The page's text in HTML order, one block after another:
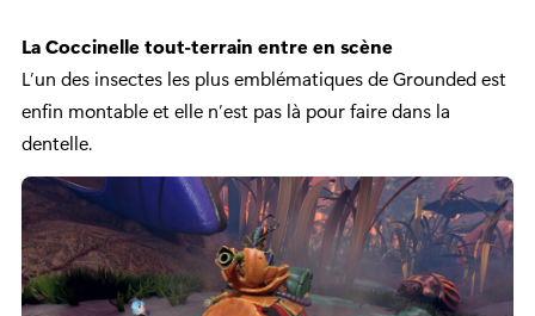
La Coccinelle tout-terrain entre en scène
L’un des insectes les plus emblématiques de Grounded est
enfin montable et elle n’est pas là pour faire dans la
dentelle.